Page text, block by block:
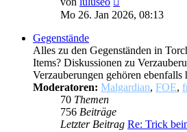
Beitrag
Mo 26. Jan 2026, 08:13
Gegenstände
Alles zu den Gegenständen in
Items? Diskussionen zu
Verzauberungen gehören ebenfalls
Moderatoren: Malgardian, FOE,
70 Themen
756 Beiträge
Letzter Beitrag Re: Trick